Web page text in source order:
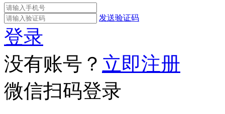
发送验证码
登录
没有账号？ 立即注册
微信扫码登录